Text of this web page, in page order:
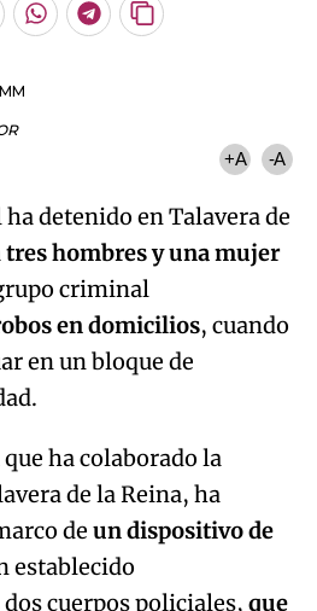
detenido en Talavera de
tres hombres y una mujer
criminal
en domicilios , cuando
en un bloque de
ha colaborado la
de la Reina, ha
de
establecido
cuerpos policiales,
la presencia de los
grupo criminal en el
de viviendas en el que